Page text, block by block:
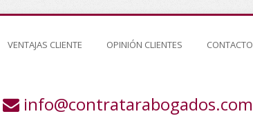
VENTAJAS CLIENTE OPINIÓN CLIENTES CONTACTO
info@contratarabogados.com